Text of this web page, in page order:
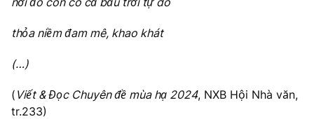
thỏa niềm đam mê, khao khát
(…)
( Viết & Đọc Chuyên đề mùa hạ 2024, NXB Hội Nhà văn,
tr.233)